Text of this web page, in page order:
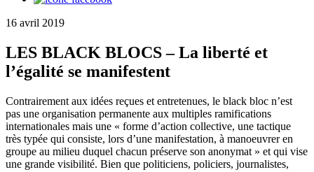
16 avril 2019
LES BLACK BLOCS – La liberté et
l’égalité se manifestent
Contrairement aux idées reçues et entretenues, le black bloc n’est
pas une organisation permanente aux multiples ramifications
internationales mais une « forme d’action collective, une tactique
très typée qui consiste, lors d’une manifestation, à manoeuvrer en
groupe au milieu duquel chacun préserve son anonymat » et qui vise
une grande visibilité. Bien que politiciens, policiers, journalistes,